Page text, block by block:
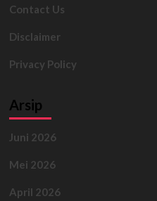
Contact Us
Disclaimer
Privacy Policy
Arsip
Juni 2026
Mei 2026
April 2026